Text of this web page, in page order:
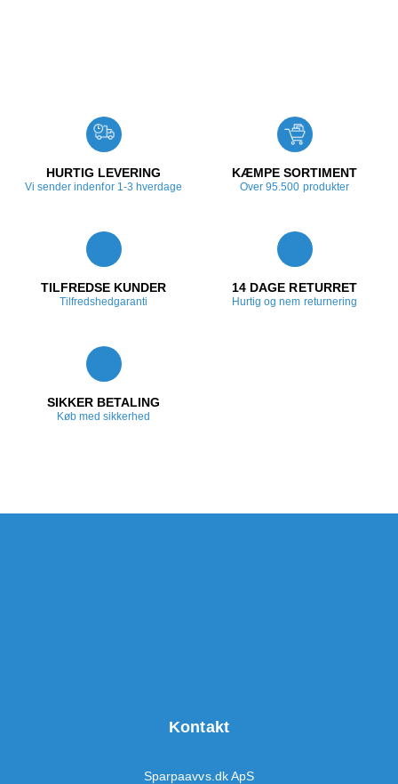
HURTIG LEVERING
Vi sender indenfor 1-3 hverdage
KÆMPE SORTIMENT
Over 95.500 produkter
TILFREDSE KUNDER
Tilfredshedgaranti
14 DAGE RETURRET
Hurtig og nem returnering
SIKKER BETALING
Køb med sikkerhed
Kontakt
Sparpaavvs.dk ApS